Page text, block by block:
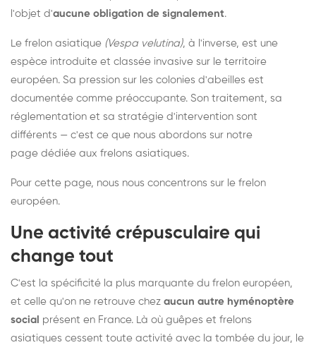
l'objet d'aucune obligation de signalement.
Le frelon asiatique (Vespa velutina), à l'inverse, est une
espèce introduite et classée invasive sur le territoire
européen. Sa pression sur les colonies d'abeilles est
documentée comme préoccupante. Son traitement, sa
réglementation et sa stratégie d'intervention sont
différents — c'est ce que nous abordons sur notre
page dédiée aux frelons asiatiques.
Pour cette page, nous nous concentrons sur le frelon
européen.
Une activité crépusculaire qui
change tout
C'est la spécificité la plus marquante du frelon européen,
et celle qu'on ne retrouve chez aucun autre hyménoptère
social présent en France. Là où guêpes et frelons
asiatiques cessent toute activité avec la tombée du jour, le